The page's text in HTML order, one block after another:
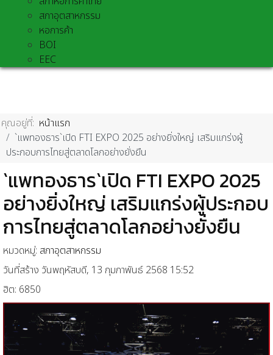
สภาอุตสาหกรรม
หอการค้า
BOI
EEC
คุณอยู่ที่: หน้าแรก
`แพทองธาร`เปิด FTI EXPO 2025 อย่างยิ่งใหญ่ เสริมแกร่งผู้
ประกอบการไทยสู่ตลาดโลกอย่างยั่งยืน
`แพทองธาร`เปิด FTI EXPO 2025
อย่างยิ่งใหญ่ เสริมแกร่งผู้ประกอบ
การไทยสู่ตลาดโลกอย่างยั่งยืน
หมวดหมู่: สภาอุตสาหกรรม
วันที่สร้าง วันพฤหัสบดี, 13 กุมภาพันธ์ 2568 15:52
ฮิต: 6850